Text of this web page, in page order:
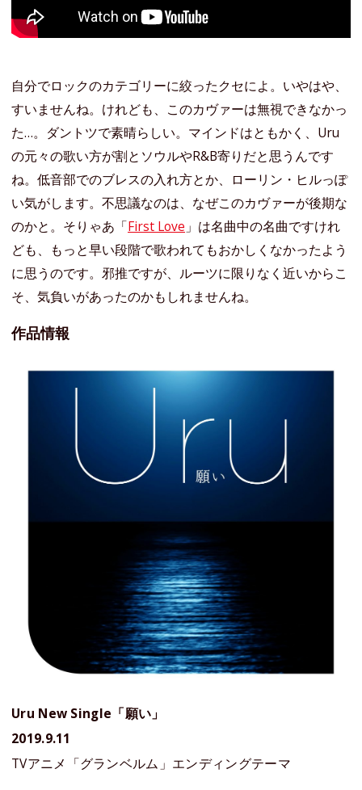
自分でロックのカテゴリーに絞ったクセによ。いやはや、
すいませんね。けれども、このカヴァーは無視できなかっ
た…。ダントツで素晴らしい。マインドはともかく、Uru
の元々の歌い方が割とソウルやR&B寄りだと思うんです
ね。低音部でのブレスの入れ方とか、ローリン・ヒルっぽ
い気がします。不思議なのは、なぜこのカヴァーが後期な
のかと。そりゃあ「First Love 」は名曲中の名曲ですけれ
ども、もっと早い段階で歌われてもおかしくなかったよう
に思うのです。邪推ですが、ルーツに限りなく近いからこ
そ、気負いがあったのかもしれませんね。
作品情報
Uru New Single「願い」
2019.9.11
TVアニメ「グランベルム」エンディングテーマ